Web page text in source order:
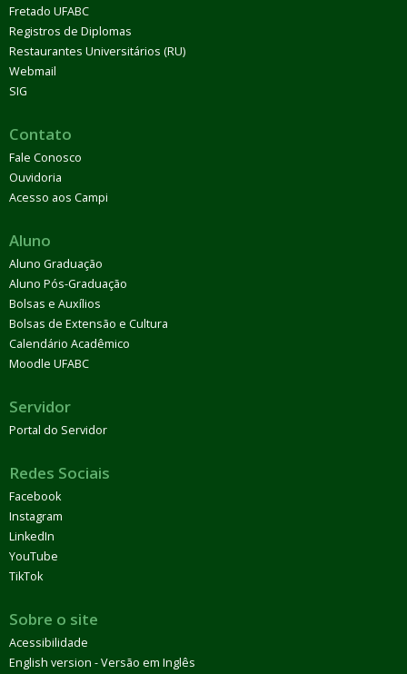
Fretado UFABC
Registros de Diplomas
Restaurantes Universitários (RU)
Webmail
SIG
Contato
Fale Conosco
Ouvidoria
Acesso aos Campi
Aluno
Aluno Graduação
Aluno Pós-Graduação
Bolsas e Auxílios
Bolsas de Extensão e Cultura
Calendário Acadêmico
Moodle UFABC
Servidor
Portal do Servidor
Redes Sociais
Facebook
Instagram
LinkedIn
YouTube
TikTok
Sobre o site
Acessibilidade
English version - Versão em Inglês